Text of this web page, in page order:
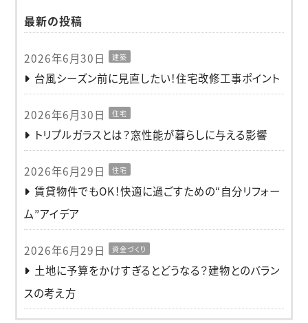
最新の投稿
2026年6月30日 建築
台風シーズン前に見直したい！住宅改修工事ポイント
2026年6月30日 住宅
トリプルガラスとは？窓性能が暮らしに与える影響
2026年6月29日 住宅
賃貸物件でもOK！快適に過ごすための“自分リフォー
ム”アイデア
2026年6月29日 資金づくり
土地に予算をかけすぎるとどうなる？建物とのバラン
スの考え方